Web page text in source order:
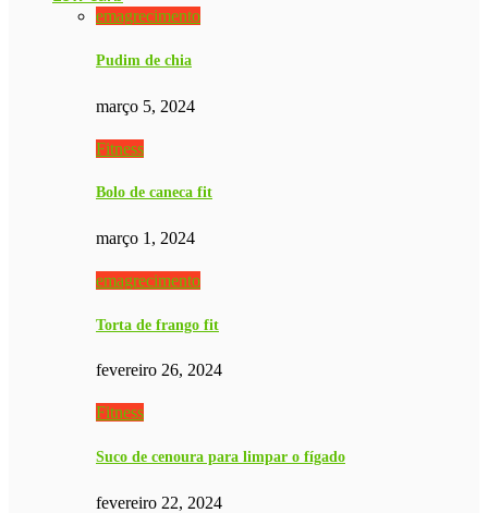
emagrecimento
Pudim de chia
março 5, 2024
Fitness
Bolo de caneca fit
março 1, 2024
emagrecimento
Torta de frango fit
fevereiro 26, 2024
Fitness
Suco de cenoura para limpar o fígado
fevereiro 22, 2024